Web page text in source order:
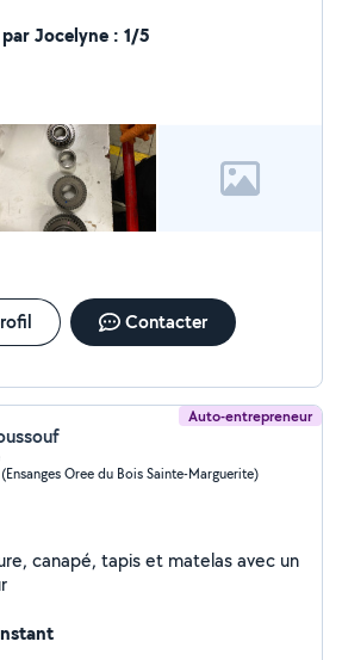
mais gère tout pleins d'autre
pas à me demandez tout
l'automobile mais aussi sur les
dès que je peut
Jocelyne : 1/5
Contacter
Auto-entrepreneur
Oree du Bois Sainte-Marguerite)
canapé, tapis et matelas avec un